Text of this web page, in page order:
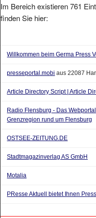
Im Bereich existieren 761
finden Sie hier:
Willkommen beim Germa Press
presseportal.mobi aus 22087
Article Directory Script | Article
Radio Flensburg - Das
Grenzregion rund um Flensburg
OSTSEE-ZEITUNG.DE
Stadtmagazinverlag AS GmbH
Motalia
PResse Aktuell bietet Ihnen